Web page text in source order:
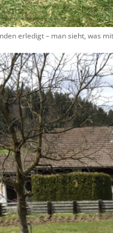
erledigt – man sieht, was